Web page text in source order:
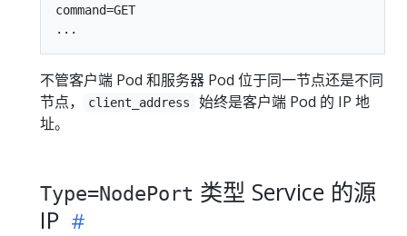
command=GET
不管客户端 Pod 和服务器 Pod 位于同一节点还是不同
节点，
client_address
始终是客户端 Pod 的 IP 地
址。
Type=NodePort 类型 Service 的源
IP